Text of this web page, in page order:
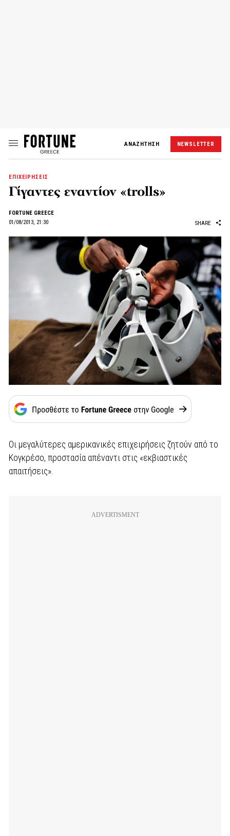
ΑΝΑΖΗΤΗΣΗ NEWSLETTER
ΕΠΙΧΕΙΡΗΣΕΙΣ
Γίγαντες εναντίον «trolls»
FORTUNE GREECE
01/08/2013, 21:30
SHARE
Οι μεγαλύτερες αμερικανικές επιχειρήσεις ζητούν από το
Κογκρέσο, προστασία απέναντι στις «εκβιαστικές
απαιτήσεις».